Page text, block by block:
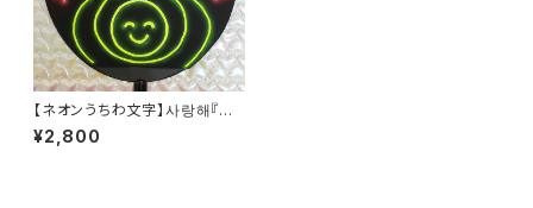
【ネオンうちわ文字】사랑해『サ
ランヘ』ポーズ [ハングル]【ファ
ンサ】
¥2,800